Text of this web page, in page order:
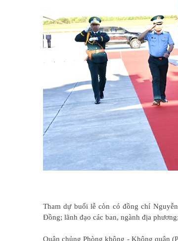
Tham dự buổi lễ còn có đồng chí
Đồng; lãnh đạo các ban, ngành địa
Quân chủng Phòng không - Không quân